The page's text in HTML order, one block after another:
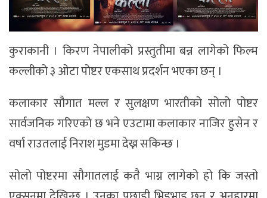
कुराकानी । किरण नेपालीको प्रस्तुतीमा बन्न लागेको फिल्म
कल्लीको ३ ओटा पोष्टर एकसाथ प्रदर्शन भएका छन् ।
कलाकार सौगात मल्ल र सुलक्षण भारतीको सोलो पोष्टर
सार्वजनिक गरिएको छ भने एउटामा कलाकार नाजिर हुसेन र
वर्षा राउतलाई निराश मुडमा देख्न सकिन्छ ।
सोलो पोष्टरमा सौगातलाई कतै भाग्न लागेको हो कि जस्तो